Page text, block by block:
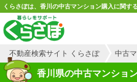
くらさぽは、香川の中古マンション購入に関す
不動産検索サイト くらさぽ 中古
香川県の中古マンショ